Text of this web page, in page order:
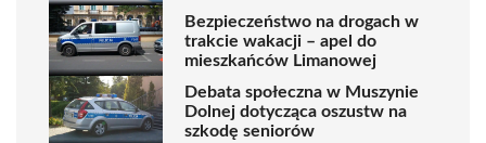
Bezpieczeństwo na drogach w
trakcie wakacji – apel do
mieszkańców Limanowej
Debata społeczna w Muszynie
Dolnej dotycząca oszustw na
szkodę seniorów